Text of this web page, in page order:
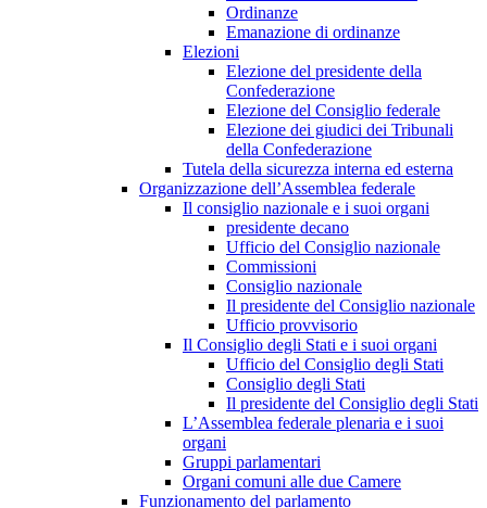
Ordinanze
Emanazione di ordinanze
Elezioni
Elezione del presidente della
Confederazione
Elezione del Consiglio federale
Elezione dei giudici dei Tribunali
della Confederazione
Tutela della sicurezza interna ed esterna
Organizzazione dell’Assemblea federale
Il consiglio nazionale e i suoi organi
presidente decano
Ufficio del Consiglio nazionale
Commissioni
Consiglio nazionale
Il presidente del Consiglio nazionale
Ufficio provvisorio
Il Consiglio degli Stati e i suoi organi
Ufficio del Consiglio degli Stati
Consiglio degli Stati
Il presidente del Consiglio degli Stati
L’Assemblea federale plenaria e i suoi
organi
Gruppi parlamentari
Organi comuni alle due Camere
Funzionamento del parlamento